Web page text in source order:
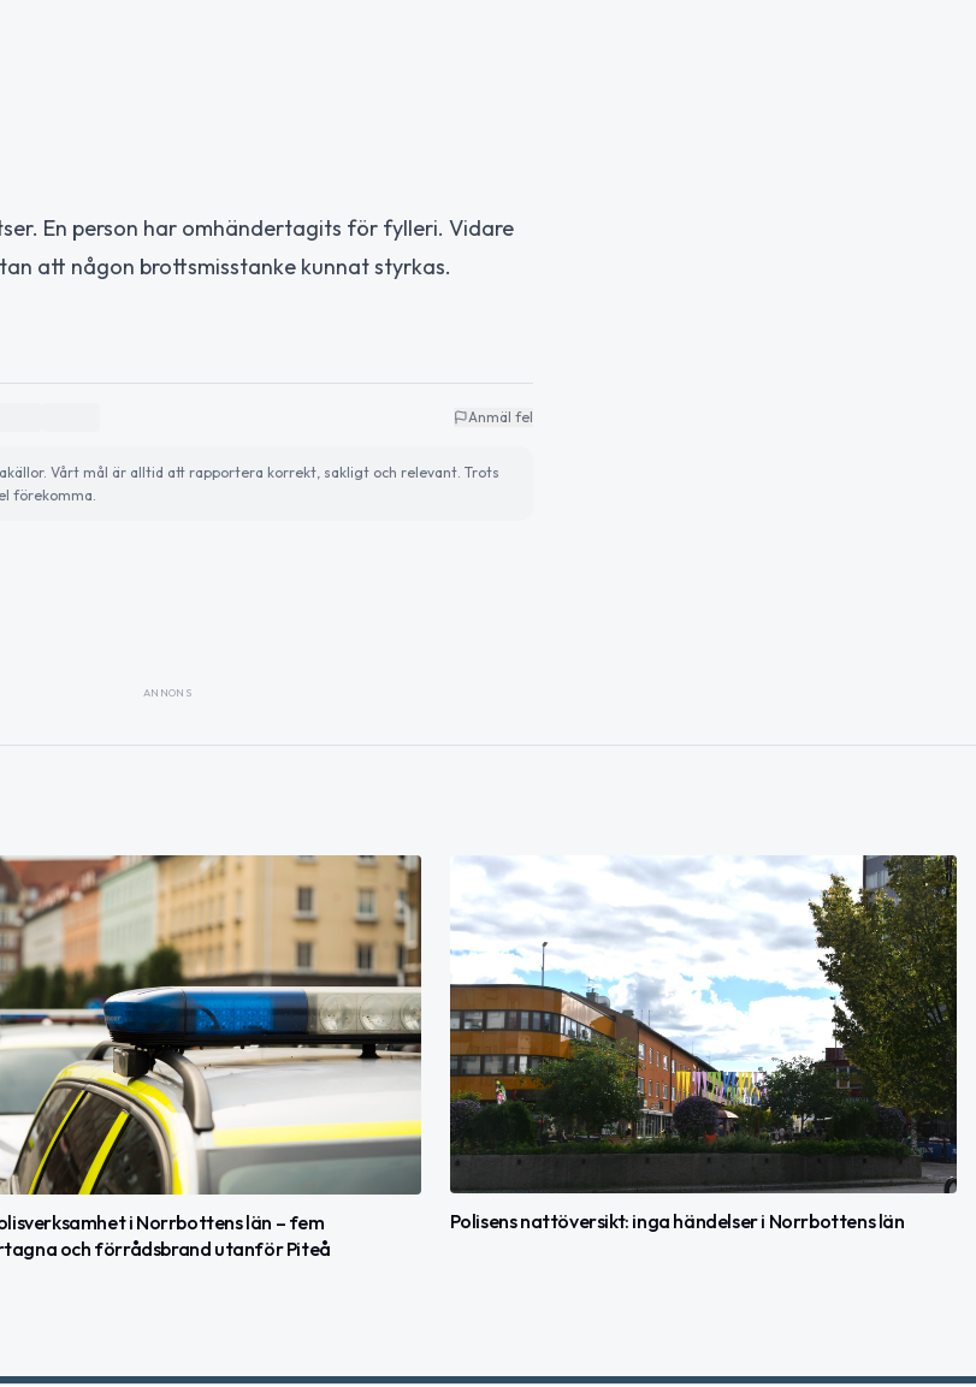
En person har omhändertagits för fylleri. Vidare
att någon brottsmisstanke kunnat styrkas.
Anmäl fel
Vårt mål är alltid att rapportera korrekt, sakligt och relevant. Trots
förekomma.
ANNONS
i Norrbottens län – fem
och förrådsbrand utanför Piteå
Polisens nattöversikt: inga händelser i Norrbottens län